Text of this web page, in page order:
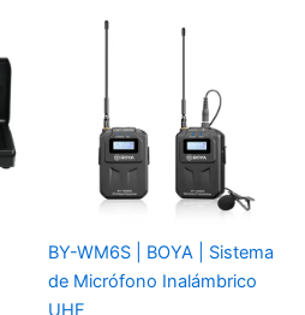
BY-WM6S | BOYA | Sistema
de Micrófono Inalámbrico
UHF